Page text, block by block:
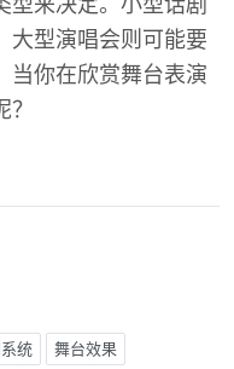
型来决定。小型话剧
大型演唱会则可能要
当你在欣赏舞台表演
统 舞台效果